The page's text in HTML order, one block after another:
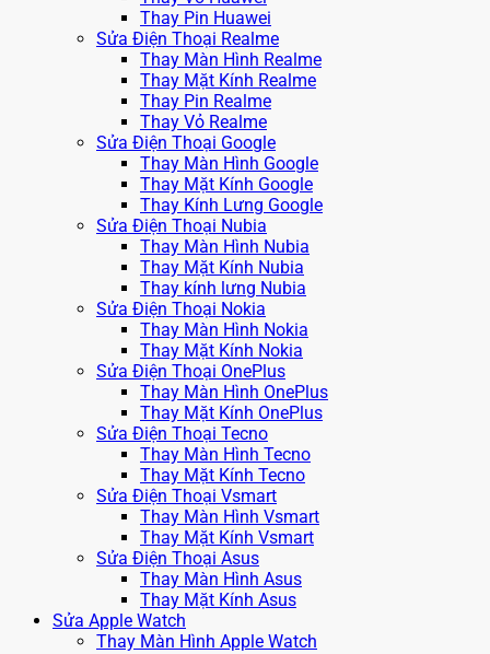
Thay Pin Huawei
Sửa Điện Thoại Realme
Thay Màn Hình Realme
Thay Mặt Kính Realme
Thay Pin Realme
Thay Vỏ Realme
Sửa Điện Thoại Google
Thay Màn Hình Google
Thay Mặt Kính Google
Thay Kính Lưng Google
Sửa Điện Thoại Nubia
Thay Màn Hình Nubia
Thay Mặt Kính Nubia
Thay kính lưng Nubia
Sửa Điện Thoại Nokia
Thay Màn Hình Nokia
Thay Mặt Kính Nokia
Sửa Điện Thoại OnePlus
Thay Màn Hình OnePlus
Thay Mặt Kính OnePlus
Sửa Điện Thoại Tecno
Thay Màn Hình Tecno
Thay Mặt Kính Tecno
Sửa Điện Thoại Vsmart
Thay Màn Hình Vsmart
Thay Mặt Kính Vsmart
Sửa Điện Thoại Asus
Thay Màn Hình Asus
Thay Mặt Kính Asus
Sửa Apple Watch
Thay Màn Hình Apple Watch